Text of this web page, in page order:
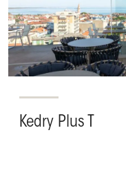
Kedry Plus T